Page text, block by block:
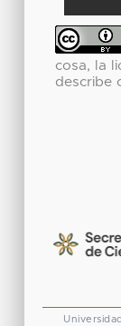
cosa, la
describe